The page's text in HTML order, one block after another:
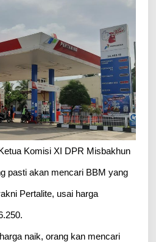
Komisi XI DPR Misbakhun
pasti akan mencari BBM yang
Pertalite, usai harga
naik, orang kan mencari